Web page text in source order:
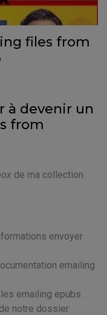
files from
à devenir un
from
de ma collection
envoyer
emailing
emailing epubs .
notre dossier